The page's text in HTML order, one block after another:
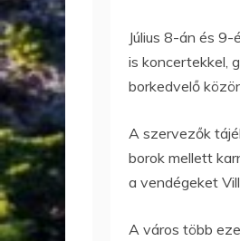
Július 8-án és
is koncertekkel,
borkedvelő
A szervezők
borok mellett
a vendégeket
A város több